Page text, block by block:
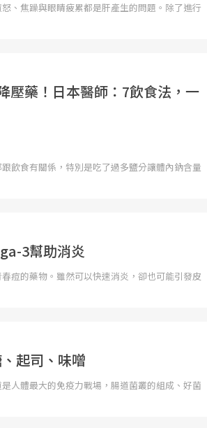
、焦躁與眼睛疲累都是肝產生的問題。除了進行
壓藥！日本醫師：7飲食法，一
飲食有關係，特別是吃了過多鹽分讓體內鈉含量
3幫助消炎
痘的藥物。雖然可以快速消炎，卻也可能引發皮
起司、味噌
人體最大的免疫力戰場，腸道菌叢的組成、好菌